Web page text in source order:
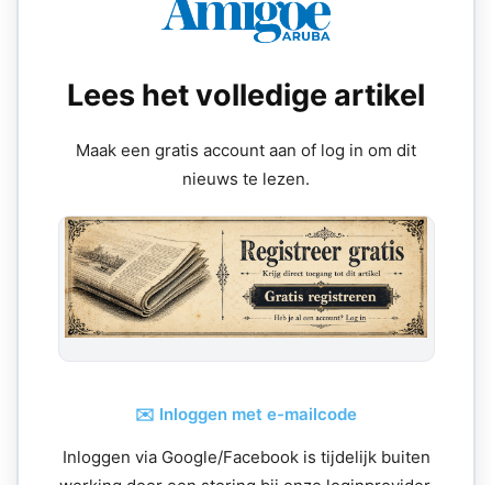
Lees het volledige artikel
Maak een gratis account aan of log in om dit
nieuws te lezen.
✉️ Inloggen met e-mailcode
Inloggen via Google/Facebook is tijdelijk buiten